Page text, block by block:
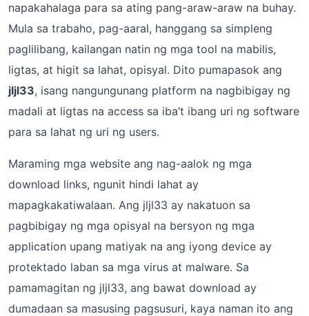
napakahalaga para sa ating pang-araw-araw na buhay.
Mula sa trabaho, pag-aaral, hanggang sa simpleng
paglilibang, kailangan natin ng mga tool na mabilis,
ligtas, at higit sa lahat, opisyal. Dito pumapasok ang
jljl33, isang nangungunang platform na nagbibigay ng
madali at ligtas na access sa iba’t ibang uri ng software
para sa lahat ng uri ng users.
Maraming mga website ang nag-aalok ng mga
download links, ngunit hindi lahat ay
mapagkakatiwalaan. Ang jljl33 ay nakatuon sa
pagbibigay ng mga opisyal na bersyon ng mga
application upang matiyak na ang iyong device ay
protektado laban sa mga virus at malware. Sa
pamamagitan ng jljl33, ang bawat download ay
dumadaan sa masusing pagsusuri, kaya naman ito ang